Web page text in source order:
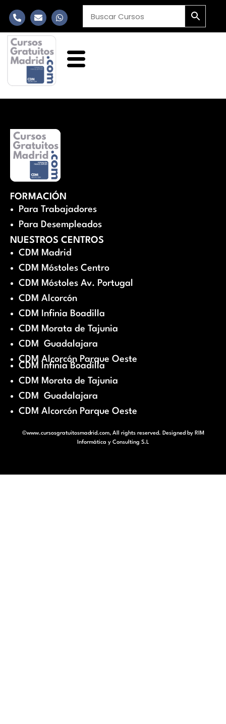
FORMACIÓN
Para Trabajadores
Para Desempleados
NUESTROS CENTROS
CDM Madrid
CDM Móstoles Centro
CDM Móstoles Av. Portugal
CDM Alcorcón
CDM Infinia Boadilla
CDM Morata de Tajunia
CDM Guadalajara
CDM Alcorcón Parque Oeste
CDM Infinia Boadilla
CDM Morata de Tajunia
CDM Guadalajara
CDM Alcorcón Parque Oeste
©www.cursosgratuitosmadrid.com, All rights reserved. Designed by RIM
Informática y Consulting S.L